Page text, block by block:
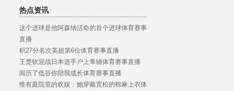
热点资讯
这个进球是他阿森纳活命的首个进球体育赛事
直播
积27分名次英超第6位体育赛事直播
王楚钦迎战日本选手户上隼辅体育赛事直播
阅历了低谷你陪我成长体育赛事直播
惟有庭院里的欢娱：她穿戴宽松的棉麻上衣体